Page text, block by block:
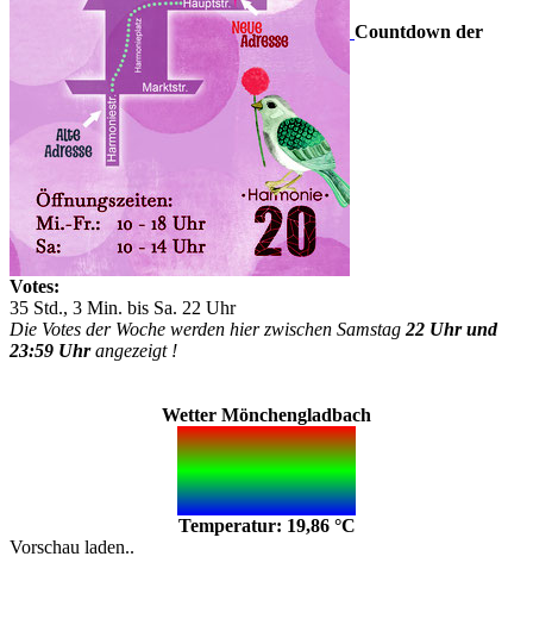
Countdown der
Votes:
35 Std., 3 Min. bis Sa. 22 Uhr
Die Votes der Woche werden hier zwischen Samstag 22 Uhr und
23:59 Uhrangezeigt !
Wetter Mönchengladbach
Temperatur: 19,86 °C
Vorschau laden..